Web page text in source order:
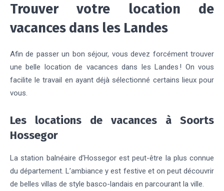
Trouver votre location de
vacances dans les Landes
Afin de passer un bon séjour, vous devez forcément trouver
une belle location de vacances dans les Landes ! On vous
facilite le travail en ayant déjà sélectionné certains lieux pour
vous.
Les locations de vacances à Soorts
Hossegor
La station balnéaire d’Hossegor est peut-être la plus connue
du département. L’ambiance y est festive et on peut découvrir
de belles villas de style basco-landais en parcourant la ville.